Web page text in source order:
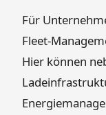
Für
Fleet-
Hier können